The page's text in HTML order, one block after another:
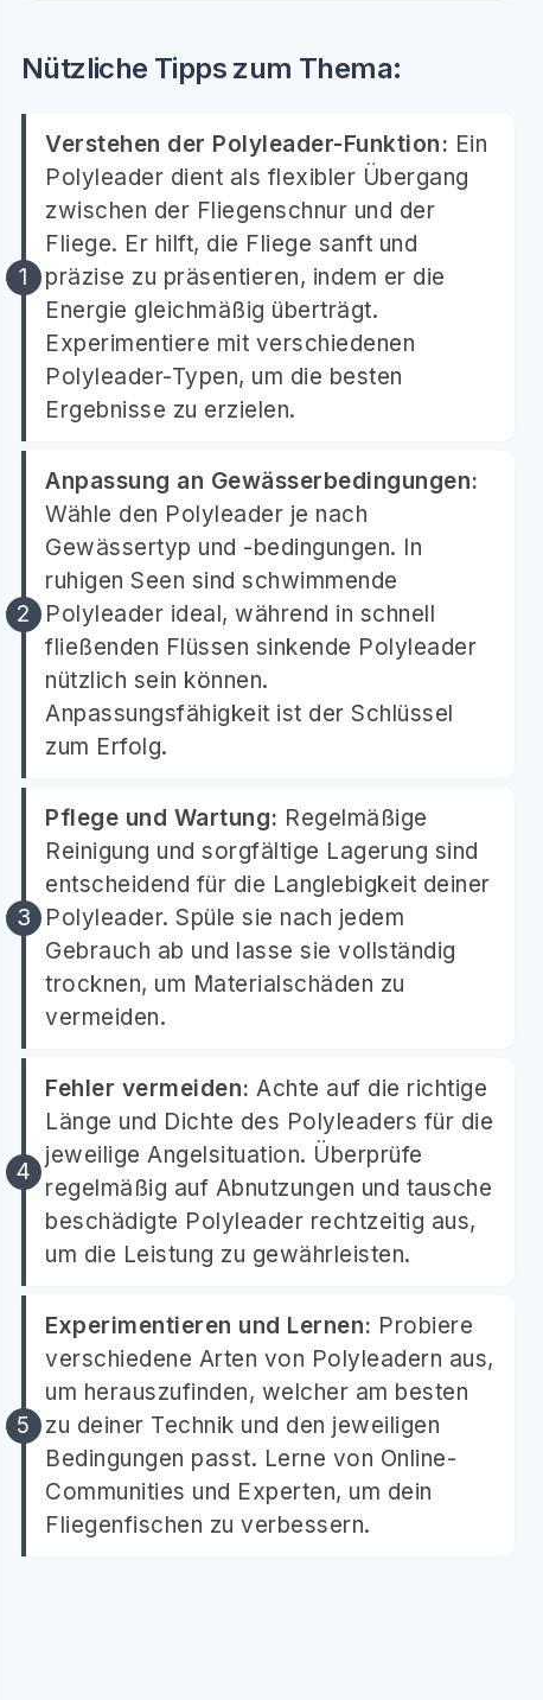
Nützliche Tipps zum Thema:
Verstehen der Polyleader-Funktion: Ein
Polyleader dient als flexibler Übergang
zwischen der Fliegenschnur und der
Fliege. Er hilft, die Fliege sanft und
präzise zu präsentieren, indem er die
Energie gleichmäßig überträgt.
Experimentiere mit verschiedenen
Polyleader-Typen, um die besten
Ergebnisse zu erzielen.
Anpassung an Gewässerbedingungen:
Wähle den Polyleader je nach
Gewässertyp und -bedingungen. In
ruhigen Seen sind schwimmende
Polyleader ideal, während in schnell
fließenden Flüssen sinkende Polyleader
nützlich sein können.
Anpassungsfähigkeit ist der Schlüssel
zum Erfolg.
Pflege und Wartung: Regelmäßige
Reinigung und sorgfältige Lagerung sind
entscheidend für die Langlebigkeit deiner
Polyleader. Spüle sie nach jedem
Gebrauch ab und lasse sie vollständig
trocknen, um Materialschäden zu
vermeiden.
Fehler vermeiden: Achte auf die richtige
Länge und Dichte des Polyleaders für die
jeweilige Angelsituation. Überprüfe
regelmäßig auf Abnutzungen und tausche
beschädigte Polyleader rechtzeitig aus,
um die Leistung zu gewährleisten.
Experimentieren und Lernen: Probiere
verschiedene Arten von Polyleadern aus,
um herauszufinden, welcher am besten
zu deiner Technik und den jeweiligen
Bedingungen passt. Lerne von Online-
Communities und Experten, um dein
Fliegenfischen zu verbessern.